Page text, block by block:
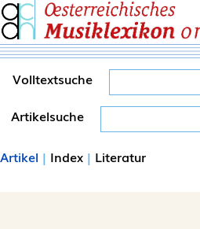
Volltextsuche
Artikelsuche
Artikel | Index | Literatur